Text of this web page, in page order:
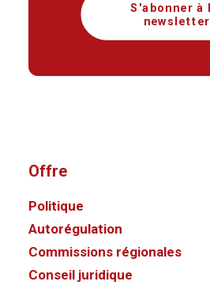
S'abonner à
newsletter
Offre
Politique
Autorégulation
Commissions régionales
Conseil juridique